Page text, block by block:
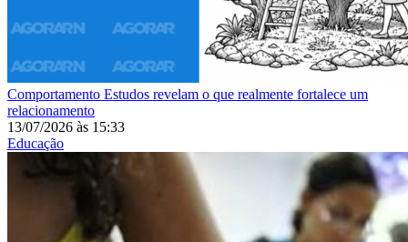
Comportamento Estudos revelam o que realmente fortalece um
relacionamento
13/07/2026 às 15:33
Educação